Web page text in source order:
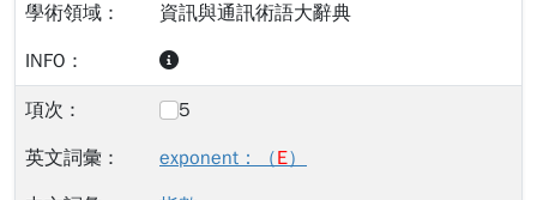
資訊與通訊術語大辭典
5
exponent：（E）